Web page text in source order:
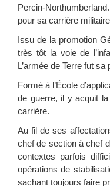
Percin-
pour sa carrière
Issu de la promotion
très tôt la voie de
L’armée de Terre fut
Formé à l’École
de guerre, il y acquit
carrière.
Au fil de ses
chef de section à chef
contextes parfois
opérations de
sachant toujours faire